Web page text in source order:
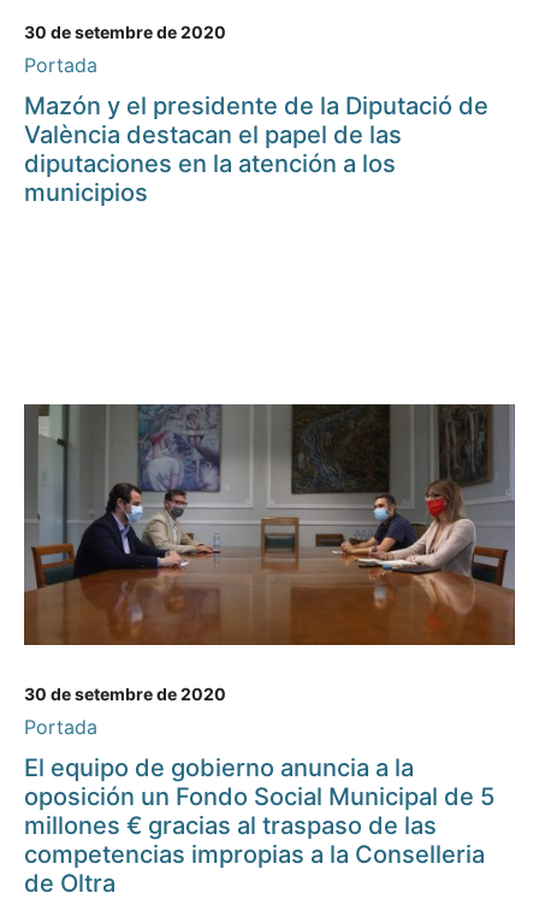
30 de setembre de 2020
Portada
Mazón y el presidente de la Diputació de
València destacan el papel de las
diputaciones en la atención a los
municipios
30 de setembre de 2020
Portada
El equipo de gobierno anuncia a la
oposición un Fondo Social Municipal de 5
millones € gracias al traspaso de las
competencias impropias a la Conselleria
de Oltra